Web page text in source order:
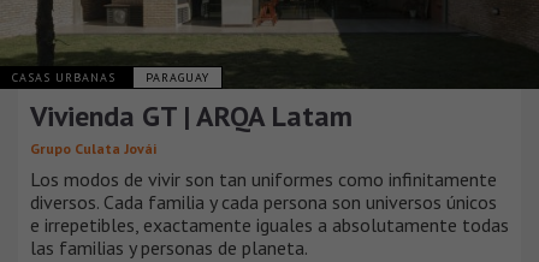
CASAS URBANAS PARAGUAY
Vivienda GT | ARQA Latam
Grupo Culata Jovái
Los modos de vivir son tan uniformes como infinitamente
diversos. Cada familia y cada persona son universos únicos
e irrepetibles, exactamente iguales a absolutamente todas
las familias y personas de planeta.